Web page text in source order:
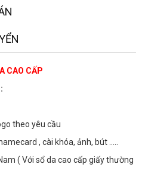
CAO CẤP
theo yêu cầu
, cài khóa, ảnh, bút .....
( Với sổ da cao cấp giấy thường